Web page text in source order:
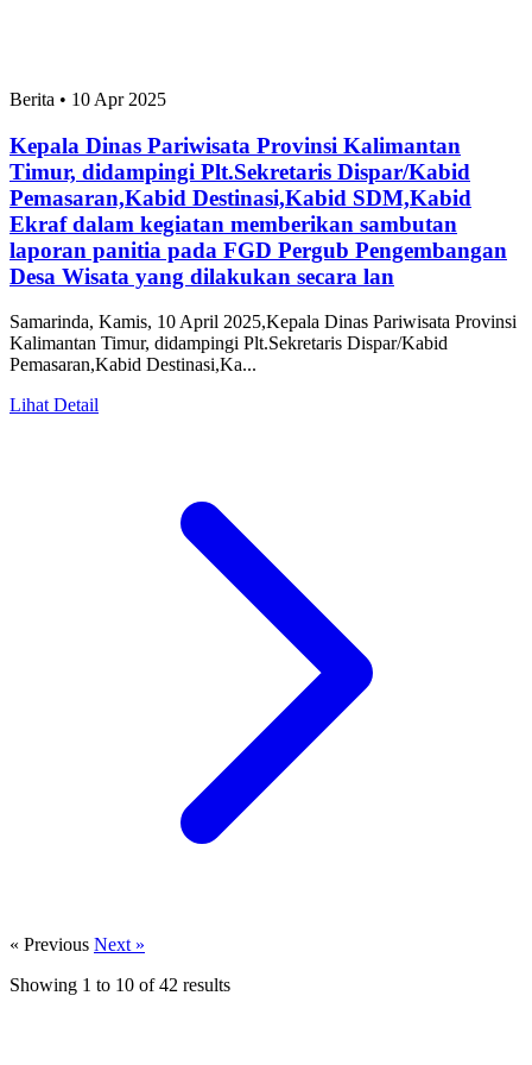
Berita • 10 Apr 2025
Kepala Dinas Pariwisata Provinsi Kalimantan
Timur, didampingi Plt.Sekretaris Dispar/Kabid
Pemasaran,Kabid Destinasi,Kabid SDM,Kabid
Ekraf dalam kegiatan memberikan sambutan
laporan panitia pada FGD Pergub Pengembangan
Desa Wisata yang dilakukan secara lan
Samarinda, Kamis, 10 April 2025,Kepala Dinas Pariwisata Provinsi
Kalimantan Timur, didampingi Plt.Sekretaris Dispar/Kabid
Pemasaran,Kabid Destinasi,Ka...
Lihat Detail
« Previous Next »
Showing 1 to 10 of42 results